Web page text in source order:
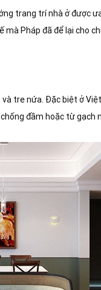
trang trí nhà ở được
Pháp đã để lại cho
tre nứa. Đặc biệt ở
đầm hoặc từ